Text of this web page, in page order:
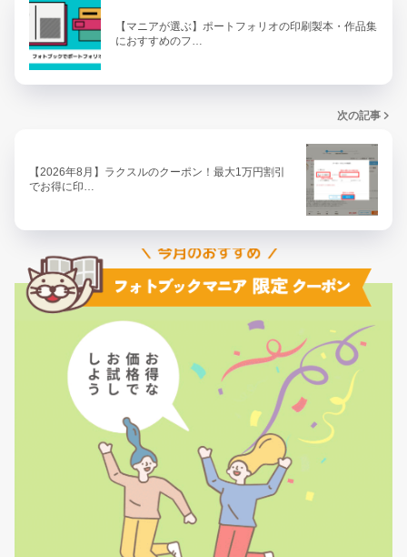
【マニアが選ぶ】ポートフォリオの印刷製本・作品集
におすすめのフ…
次の記事
【2026年8月】ラクスルのクーポン！最大1万円割引
でお得に印…